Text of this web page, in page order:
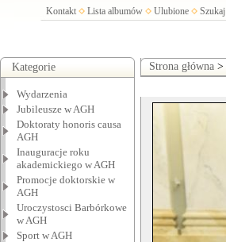
Kontakt Lista albumów Ulubione Szukaj
Kategorie
Wydarzenia
Jubileusze w AGH
Doktoraty honoris causa
AGH
Inauguracje roku
akademickiego w AGH
Promocje doktorskie w
AGH
Uroczystosci Barbórkowe
w AGH
Sport w AGH
Strona główna >